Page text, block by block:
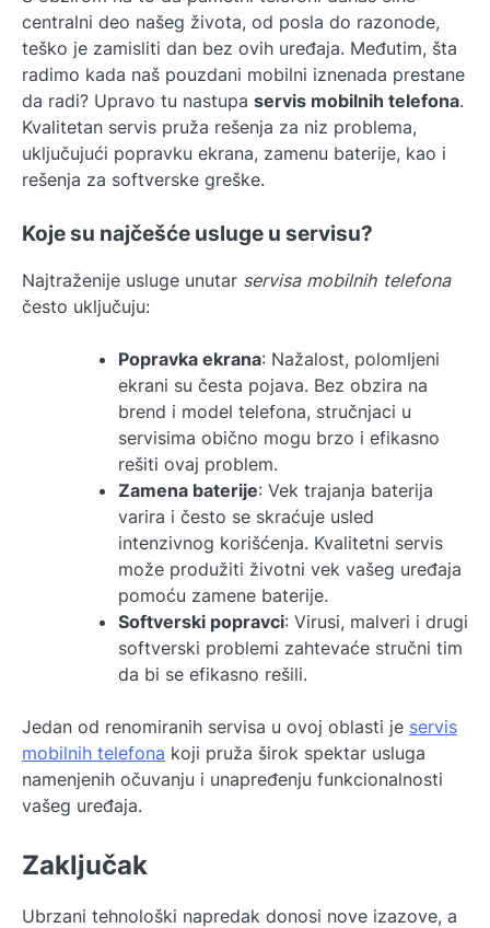
centralni deo našeg života, od posla do razonode,
teško je zamisliti dan bez ovih uređaja. Međutim, šta
radimo kada naš pouzdani mobilni iznenada prestane
da radi? Upravo tu nastupa servis mobilnih telefona.
Kvalitetan servis pruža rešenja za niz problema,
uključujući popravku ekrana, zamenu baterije, kao i
rešenja za softverske greške.
Koje su najčešće usluge u servisu?
Najtraženije usluge unutar servisa mobilnih telefona
često uključuju:
Popravka ekrana: Nažalost, polomljeni
ekrani su česta pojava. Bez obzira na
brend i model telefona, stručnjaci u
servisima obično mogu brzo i efikasno
rešiti ovaj problem.
Zamena baterije: Vek trajanja baterija
varira i često se skraćuje usled
intenzivnog korišćenja. Kvalitetni servis
može produžiti životni vek vašeg uređaja
pomoću zamene baterije.
Softverski popravci: Virusi, malveri i drugi
softverski problemi zahtevaće stručni tim
da bi se efikasno rešili.
Jedan od renomiranih servisa u ovoj oblasti je servis
mobilnih telefona koji pruža širok spektar usluga
namenjenih očuvanju i unapređenju funkcionalnosti
vašeg uređaja.
Zaključak
Ubrzani tehnološki napredak donosi nove izazove, a